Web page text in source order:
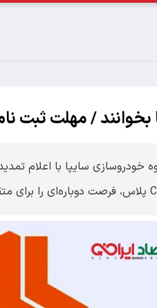
بخوانند / مهلت ثبت
خودروسازی سایپا با اعلام